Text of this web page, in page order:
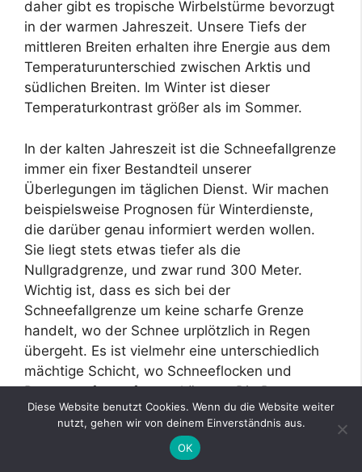
daher gibt es tropische Wirbelstürme bevorzugt
in der warmen Jahreszeit. Unsere Tiefs der
mittleren Breiten erhalten ihre Energie aus dem
Temperaturunterschied zwischen Arktis und
südlichen Breiten. Im Winter ist dieser
Temperaturkontrast größer als im Sommer.
In der kalten Jahreszeit ist die Schneefallgrenze
immer ein fixer Bestandteil unserer
Überlegungen im täglichen Dienst. Wir machen
beispielsweise Prognosen für Winterdienste,
die darüber genau informiert werden wollen.
Sie liegt stets etwas tiefer als die
Nullgradgrenze, und zwar rund 300 Meter.
Wichtig ist, dass es sich bei der
Schneefallgrenze um keine scharfe Grenze
handelt, wo der Schnee urplötzlich in Regen
übergeht. Es ist vielmehr eine unterschiedlich
mächtige Schicht, wo Schneeflocken und
Regentropfen auftreten können. Die Prognose
ist oft schwierig, besonders bei uns in den
Alpen. Viele Faktoren haben einen Einfluss auf
die Lage der Schneefallgrenze.
Diese Website benutzt Cookies. Wenn du die Website weiter
nutzt, gehen wir von deinem Einverständnis aus.
OK